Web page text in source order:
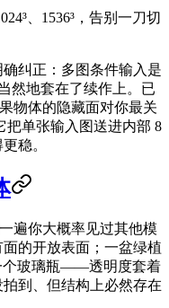
、1536³，告别一刀切
纠正：多图条件输入是
然地套在了续作上。已
物体的隐藏面对你最关
单张输入图送进内部 8
稳。
遍你大概率见过其他模
的开放表面；一盆绿植
个玻璃瓶——透明度套着
到、但结构上必然存在